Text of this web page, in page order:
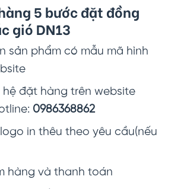
5 bước đặt đồng
gió DN13
sản phẩm có mẫu mã hình
hệ đặt hàng trên website
0986368862
in thêu theo yêu cầu(nếu
hàng và thanh toán